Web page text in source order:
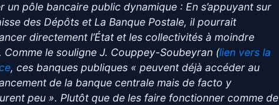
un pôle bancaire public dynamique : En s’appuyant sur
des Dépôts et La Banque Postale, il pourrait
directement l’État et les collectivités à moindre
Comme le souligne J. Couppey-Soubeyran (lien vers la
, ces banques publiques « peuvent déjà accéder au
de la banque centrale mais de facto y
peu ». Plutôt que de les faire fonctionner comme de